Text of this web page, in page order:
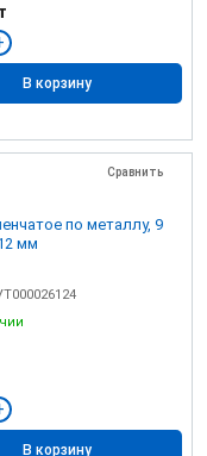
В корзину
Сравнить
по металлу, 9
мм
В корзину